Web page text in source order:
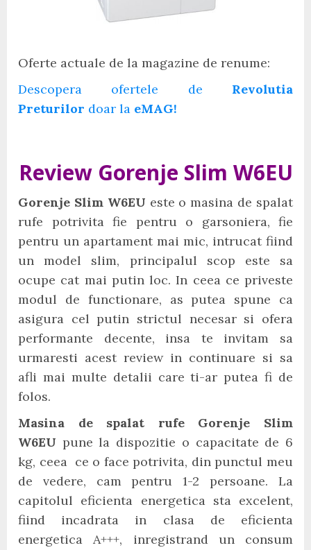
Oferte actuale de la magazine de renume:
Descopera ofertele de Revolutia
Preturilor doar la eMAG!
Review Gorenje Slim W6EU
Gorenje Slim W6EU este o masina de spalat
rufe potrivita fie pentru o garsoniera, fie
pentru un apartament mai mic, intrucat fiind
un model slim, principalul scop este sa
ocupe cat mai putin loc. In ceea ce priveste
modul de functionare, as putea spune ca
asigura cel putin strictul necesar si ofera
performante decente, insa te invitam sa
urmaresti acest review in continuare si sa
afli mai multe detalii care ti-ar putea fi de
folos.
Masina de spalat rufe Gorenje Slim
W6EU pune la dispozitie o capacitate de 6
kg, ceea ce o face potrivita, din punctul meu
de vedere, cam pentru 1-2 persoane. La
capitolul eficienta energetica sta excelent,
fiind incadrata in clasa de eficienta
energetica A+++, inregistrand un consum